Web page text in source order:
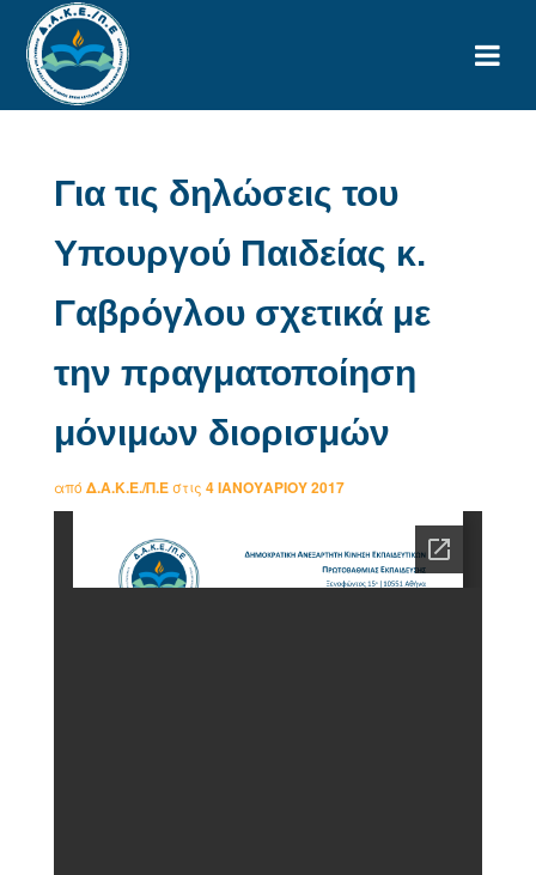
Για τις δηλώσεις του
Υπουργού Παιδείας κ.
Γαβρόγλου σχετικά με
την πραγματοποίηση
μόνιμων διορισμών
από Δ.Α.Κ.Ε./Π.Εστις 4 ΙΑΝΟΥΑΡΊΟΥ 2017